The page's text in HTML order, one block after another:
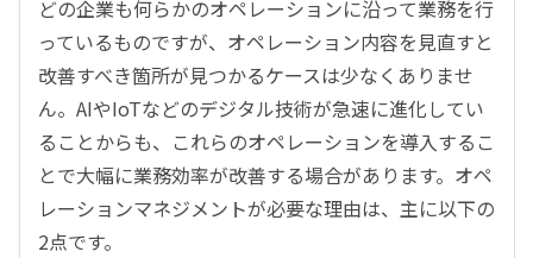
どの企業も何らかのオペレーションに沿って業務を行
っているものですが、オペレーション内容を見直すと
改善すべき箇所が見つかるケースは少なくありませ
ん。AIやIoTなどのデジタル技術が急速に進化してい
ることからも、これらのオペレーションを導入するこ
とで大幅に業務効率が改善する場合があります。オペ
レーションマネジメントが必要な理由は、主に以下の
2点です。